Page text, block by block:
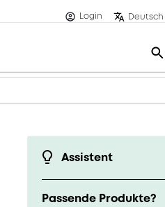
Login Deutsch
Assistent
Passende Produkte?